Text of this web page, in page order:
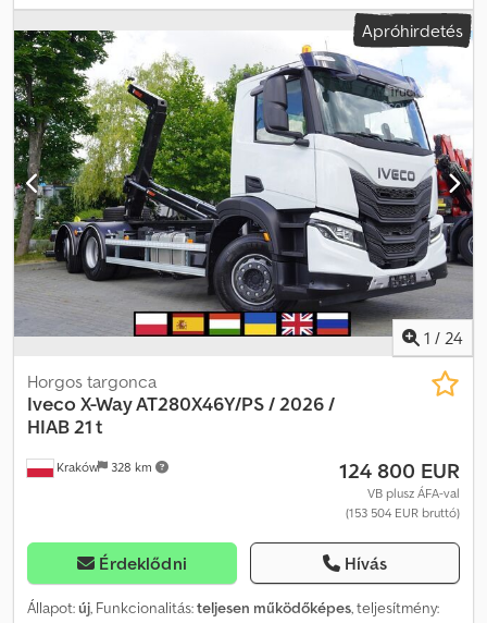
tengelyelrendezés:6x4, tengelytáv:4 500 mm, szín:fehér,
vezetőfülke:nappali fülke
, kibocsátási
osztály:Euro 6 , felfüggesztés: , Gyártási év:2026
Felszereltség:AdBlue, Tachográf, fedélzeti számítógép,
légkondicionálás, ÚJ Iveco T-Way AD380T46 / 6×4 / 2026 /
futásteljesítmény nélkül / HIAB 26t horgos targonca / Össztömeg
34,5 t A 2026-os év Nincs futásteljesítmény Műszaki adatok
Össztömeg 34.500 kg Össztömeg pótkocsival 60.000 kg Súlya
12870 kg Terhelhetősége 21630 kg Teljesítmény 460 LE 6×4
Adblue Euro 6 Tengelytáv 450 cm Mechanikus felfüggesztés 26t
HIAB multilift ultima 26S59 horgos targonca Napi fülke Automata
sebességváltó Automata klíma Fedélzeti számítógép Navigáció
Chjdpfxszrvpij Amgea Rádió Tachográf CB rádió Napfénytető Új
autó, futásteljesítmény nélkül Új állapotú, teljes dokumentációval
Apróhirdetés
1 / 24
Kraków 328 km
Horgos targonca
IvecoX-Way AT280X46Y/PS / 2026 /
HIAB 21 t
124 800 EUR
VB plusz ÁFA-val
(153 504 EUR bruttó)
Érdeklődni Hívás
Állapot:új, Funkcionalitás:teljesen működőképes, teljesítmény: